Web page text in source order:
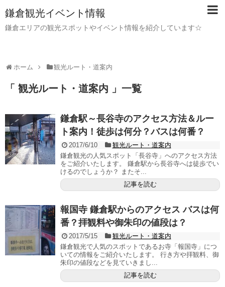
鎌倉観光イベント情報
鎌倉エリアの観光スポットやイベント情報を紹介しています☆
ホーム 観光ルート・道案内
「 観光ルート・道案内 」一覧
鎌倉駅～長谷寺のアクセス方法＆ルー
ト案内！徒歩は何分？バスは何番？
2017/6/10
観光ルート・道案内
鎌倉観光の人気スポット「長谷寺」へのアクセス方法
をご紹介いたします。 鎌倉駅から長谷寺へは徒歩でい
けるのでしょうか？ またそ...
記事を読む
報国寺 鎌倉駅からのアクセス バスは何
番？拝観料や御朱印の値段は？
2017/5/15
観光ルート・道案内
鎌倉観光で人気のスポットであるお寺「報国寺」につ
いての情報をご紹介いたします。 行き方や拝観料、御
朱印の値段などを見ていきまし...
記事を読む